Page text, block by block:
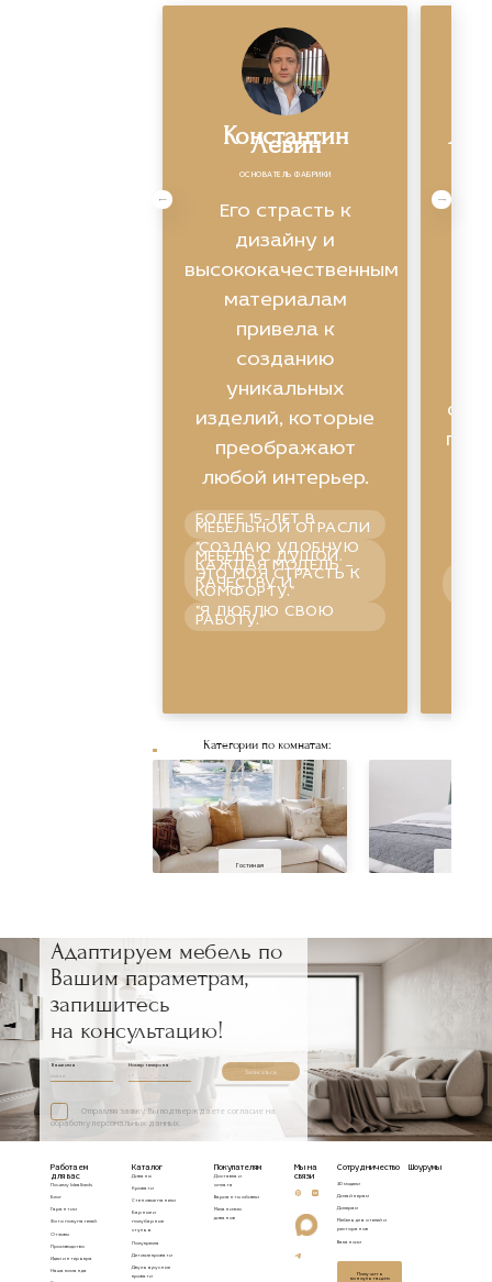
Константин
Левин
ОСНОВАТЕЛЬ ФАБРИКИ
Его страсть к
дизайну и
высококачественным
материалам
привела к
созданию
уникальных
изделий, которые
преображают
любой интерьер.
БОЛЕЕ 15-ЛЕТ В
МЕБЕЛЬНОЙ ОТРАСЛИ
"СОЗДАЮ УДОБНУЮ
МЕБЕЛЬ С ДУШОЙ.
КАЖДАЯ МОДЕЛЬ –
ЭТО МОЯ СТРАСТЬ К
КАЧЕСТВУ И
КОМФОРТУ."
"Я ЛЮБЛЮ СВОЮ
РАБОТУ."
Категории по комнатам:
Гостиная
Адаптируем мебель по
Вашим параметрам,
запишитесь
на консультацию!
Ваше имя Номер телефона
Записаться
Отправляя заявку, Вы подтверждаете согласие на
обработку персональных данных
Работаем
для вас
Почему Idealbeds
Блог
Гарантии
Фото покупателей
Отзывы
Производство
Идеи интерьера
Наша команда
Каталог
Диваны
Кровати
Стеновые панели
Барные и
полубарные
стулья
Полукресла
Детские кровати
Двухъярусные
кровати
Покупателям
Доставка и
оплата
Варианты обивки
Механизмы
диванов
Мы на
связи
Сотрудничество
3D модели
Дизайнерам
Дилерам
Мебель для отелей и
ресторанов
Вакансии
Получить
консультацию
Шоурумы